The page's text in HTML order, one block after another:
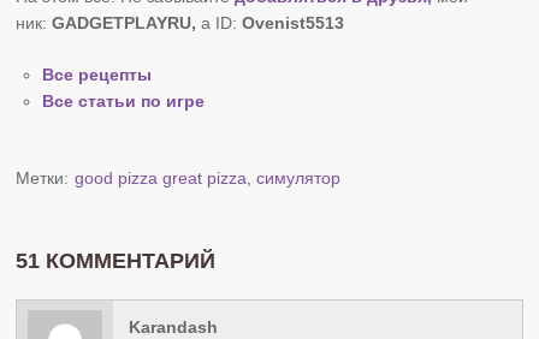
ник:GADGETPLAYRU, а ID:Ovenist5513
Все рецепты
Все статьи по игре
Метки: good pizza great pizza ,симулятор
51 КОММЕНТАРИЙ
Karandash